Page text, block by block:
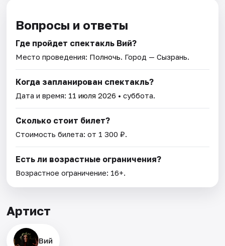
Вопросы и ответы
Где пройдет спектакль Вий?
Место проведения: Полночь. Город — Сызрань.
Когда запланирован спектакль?
Дата и время: 11 июля 2026 • суббота.
Сколько стоит билет?
Стоимость билета: от 1 300 ₽.
Есть ли возрастные ограничения?
Возрастное ограничение: 16+.
Артист
Вий